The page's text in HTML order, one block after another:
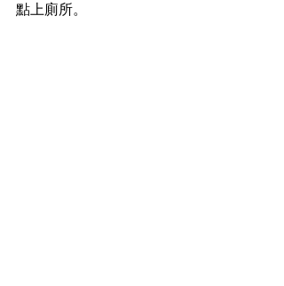
點上廁所。